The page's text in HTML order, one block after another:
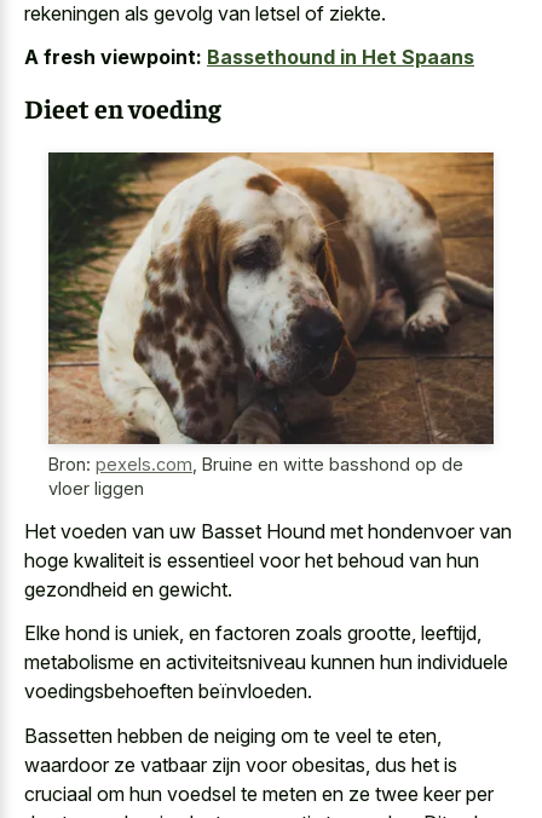
rekeningen als gevolg van letsel of ziekte.
A fresh viewpoint: Bassethound in Het Spaans
Dieet en voeding
Bron: pexels.com, Bruine en witte basshond op de
vloer liggen
Het voeden van uw Basset Hound met hondenvoer van
hoge kwaliteit is essentieel voor het behoud van hun
gezondheid en gewicht.
Elke hond is uniek, en factoren zoals grootte, leeftijd,
metabolisme en activiteitsniveau kunnen hun individuele
voedingsbehoeften beïnvloeden.
Bassetten hebben de neiging om te veel te eten,
waardoor ze vatbaar zijn voor obesitas, dus het is
cruciaal om hun voedsel te meten en ze twee keer per